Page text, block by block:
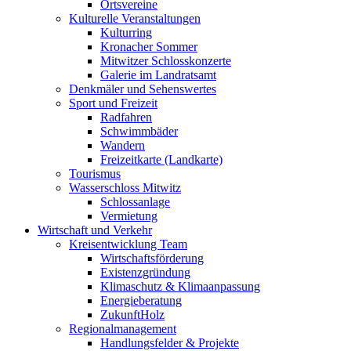
Ortsvereine
Kulturelle Veranstaltungen
Kulturring
Kronacher Sommer
Mitwitzer Schlosskonzerte
Galerie im Landratsamt
Denkmäler und Sehenswertes
Sport und Freizeit
Radfahren
Schwimmbäder
Wandern
Freizeitkarte (Landkarte)
Tourismus
Wasserschloss Mitwitz
Schlossanlage
Vermietung
Wirtschaft und Verkehr
Kreisentwicklung Team
Wirtschaftsförderung
Existenzgründung
Klimaschutz & Klimaanpassung
Energieberatung
ZukunftHolz
Regionalmanagement
Handlungsfelder & Projekte